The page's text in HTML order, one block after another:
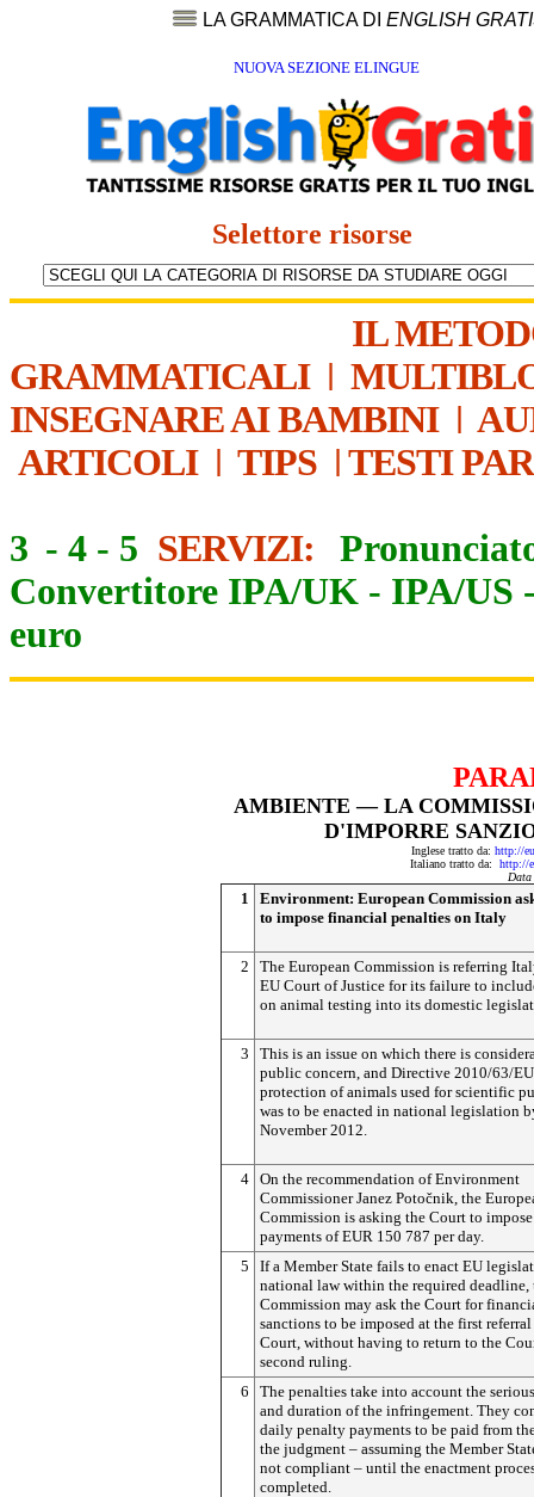
LA GRAMMATICA DI ENGLISH
NUOVA SEZIONE ELINGUE
Selettore risorse
IL
GRAMMATICALI|
INSEGNARE AI BAMBINI|
ARTICOLI| TIPS | TESTI
3 - 4 - 5 SERVIZI:
Convertitore IPA/UK - IPA/US
euro
AMBIENTE — LA
D'IMPORRE
Inglese tratto da: http://
Italiano tratto da: http://
Data
1
Environment: European Commission
to impose financial penalties on Italy
2
The European Commission is referring
EU Court of Justice for its failure to
on animal testing into its domestic
3
This is an issue on which there is
public concern, and Directive 2010/63/
protection of animals used for scientific
was to be enacted in national legislation
November 2012.
4 On the recommendation of Environment
Commissioner Janez Potočnik, the
Commission is asking the Court to
payments of EUR 150 787 per day.
5
If a Member State fails to enact EU
national law within the required deadline,
Commission may ask the Court for
sanctions to be imposed at the first
Court, without having to return to the
second ruling.
6
The penalties take into account the
and duration of the infringement. They
daily penalty payments to be paid from
the judgment – assuming the Member
not compliant – until the enactment
completed.